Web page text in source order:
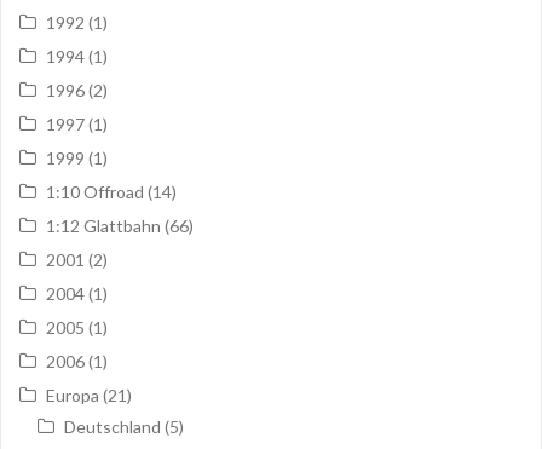
1992 (1)
1994(1)
1996(2)
1997(1)
1999 (1)
1:10 Offroad (14)
1:12 Glattbahn (66)
2001 (2)
2004(1)
2005 (1)
2006(1)
Europa (21)
Deutschland (5)